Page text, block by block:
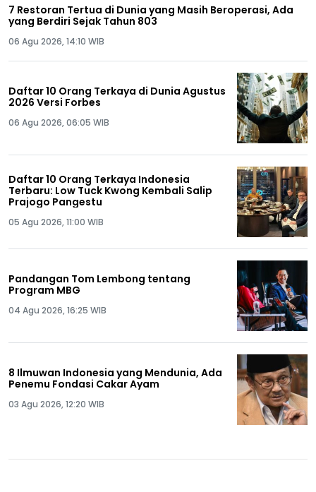
7 Restoran Tertua di Dunia yang Masih Beroperasi, Ada
yang Berdiri Sejak Tahun 803
06 Agu 2026, 14:10 WIB
Daftar 10 Orang Terkaya di Dunia Agustus
2026 Versi Forbes
06 Agu 2026, 06:05 WIB
Daftar 10 Orang Terkaya Indonesia
Terbaru: Low Tuck Kwong Kembali Salip
Prajogo Pangestu
05 Agu 2026, 11:00 WIB
Pandangan Tom Lembong tentang
Program MBG
04 Agu 2026, 16:25 WIB
8 Ilmuwan Indonesia yang Mendunia, Ada
Penemu Fondasi Cakar Ayam
03 Agu 2026, 12:20 WIB